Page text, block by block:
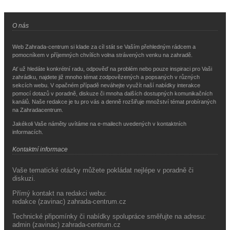
O nás
Web Zahrada-centrum si klade za cíl stát se Vaším přehledným rádcem a
pomocníkem v příjemných chvílích volna strávených venku na zahradě.
Ať už hledáte konkrétní radu, odpověď na problém nebo pouze inspiraci pro Vaši
zahrádku, najdete již mnoho témat zodpovězených a popsaných v různých
sekcích webu. V opačném případě neváhejte využít naší nabídky interakce
pomocí dotazů v poradně, diskuze či mnoha dalších dostupných komunikačních
kanálů. Naše redakce je tu pro vás a denně rozšiřuje množství témat probíraných
na Zahradacentrum.
Jakékoli Vaše náměty uvítáme na e-mailech uvedených v kontaktních
informacích.
Kontaktní informace
Vaše tematické otázky můžete pokládat nejlépe v poradně či
diskuzi.
Přímý kontakt na redakci webu:
redakce (zavinac) zahrada-centrum.cz
Technické připomínky či nabídky spolupráce směřujte na adresu:
admin (zavinac) zahrada-centrum.cz